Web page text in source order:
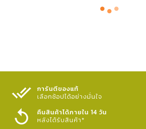
การันตีของแท้
เลือกช้อปได้อย่างมั่นใจ​
คืนสินค้าได้ภายใน 14 วัน
หลังได้รับสินค้า*